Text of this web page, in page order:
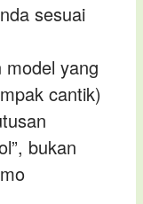
sesuai
yang
cantik)
bukan